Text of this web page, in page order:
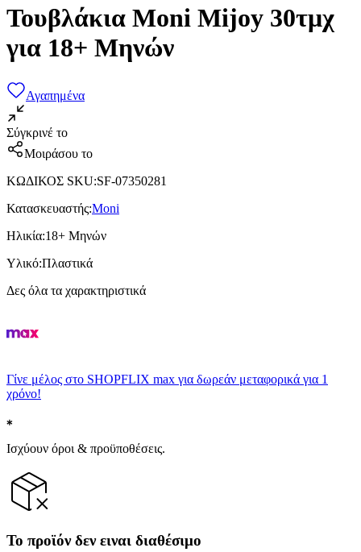
Τουβλάκια Moni Mijoy 30τμχ
για 18+ Μηνών
Αγαπημένα
Σύγκρινέ το
Μοιράσου το
ΚΩΔΙΚΟΣ SKU:SF-07350281
Κατασκευαστής:Moni
Ηλικία:18+ Μηνών
Υλικό:Πλαστικά
Δες όλα τα χαρακτηριστικά
Γίνε μέλος στο SHOPFLIX max για δωρεάν μεταφορικά για 1
χρόνο!
Ισχύουν όροι & προϋποθέσεις.
Το προϊόν δεν ειναι διαθέσιμο